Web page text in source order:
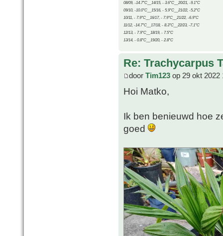
08/09, -14.7°C__14/15, - 3.6°C__20/21, -9.1°C
09/10, -10.0°C__15/16, - 5.9°C__21/22, -5.2°C
10/11, - 7.9°C__16/17, - 7.9°C__21/22, -6.9°C
11/12, -14.7°C__17/18, - 8.3°C__22/23, -7.1°C
12/13, - 7.9°C__18/19, - 7.5°C
13/14, - 0.8°C__19/20, - 2.8°C
Re: Trachycarpus
door Tim123 op 29 okt 2022
Hoi Matko,
Ik ben benieuwd hoe
goed